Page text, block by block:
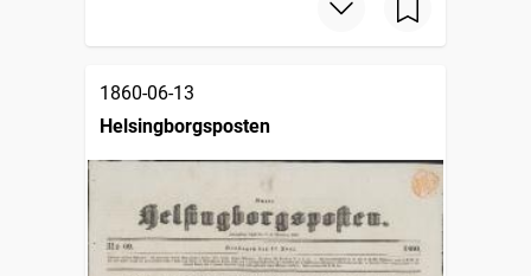
1860-06-13
Helsingborgsposten